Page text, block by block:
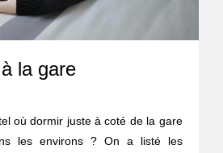
la gare
où dormir juste à coté de la gare
les environs ? On a listé les